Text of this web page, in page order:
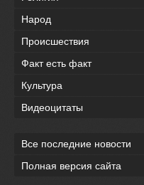
Народ
Происшествия
Факт есть факт
Культура
Видеоцитаты
Все последние новости
Полная версия сайта